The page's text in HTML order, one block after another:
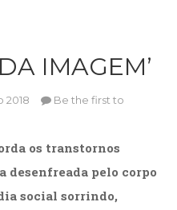
IMAGEM’
2018
Be the first to
os transtornos
desenfreada pelo corpo
social sorrindo,